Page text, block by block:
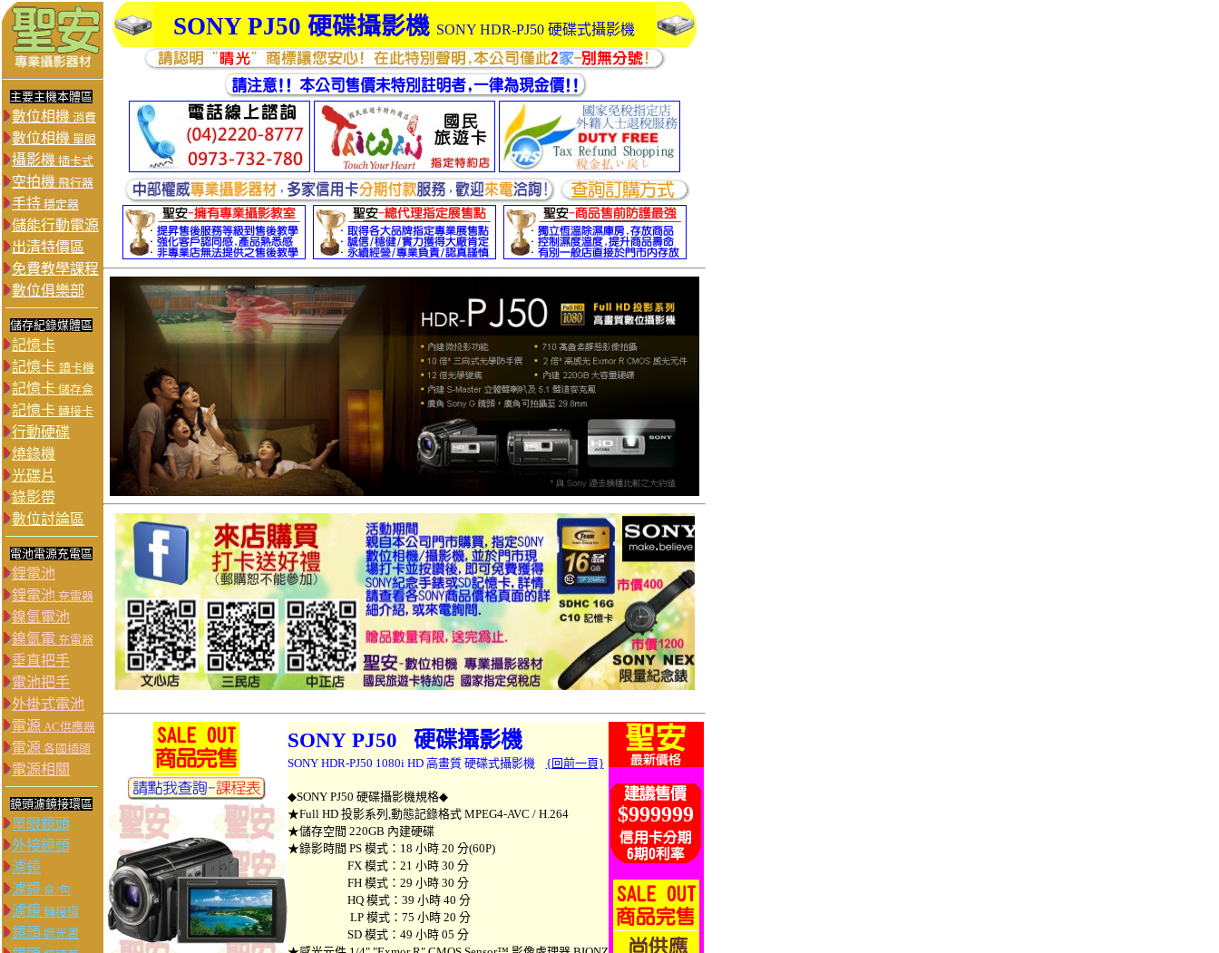
SONY PJ50 硬碟攝影機 SONY HDR-PJ50 硬碟式攝影機
主要主機本體區
數位相機 消費
數位相機 單眼
攝影機 插卡式
空拍機 飛行器
手持 穩定器
儲能行動電源
出清特價區
免費教學課程
數位俱樂部
儲存紀錄媒體區
記憶卡
記憶卡 讀卡機
記憶卡 儲存盒
記憶卡 轉接卡
行動硬碟
燒錄機
光碟片
錄影帶
數位討論區
電池電源充電區
鋰電池
鋰電池 充電器
鎳氫電池
鎳氫電 充電器
垂直把手
電池把手
外掛式電池
電源 AC供應器
電源 各國插頭
電源相關
鏡頭濾鏡接環區
單眼鏡頭
外接鏡頭
濾鏡
濾鏡 盒/包
濾鏡 轉接環
鏡頭 遮光罩
SONY PJ50 硬碟攝影機
SONY HDR-PJ50 1080i HD 高畫質 硬碟式攝影機 {回前一頁}
◆SONY PJ50 硬碟攝影機規格◆
★Full HD 投影系列,動態記錄格式 MPEG4-AVC / H.264
★儲存空間 220GB 內建硬碟
★錄影時間 PS 模式：18 小時 20 分(60P)
FX 模式：21 小時 30 分
FH 模式：29 小時 30 分
HQ 模式：39 小時 40 分
LP 模式：75 小時 20 分
SD 模式：49 小時 05 分
$999999